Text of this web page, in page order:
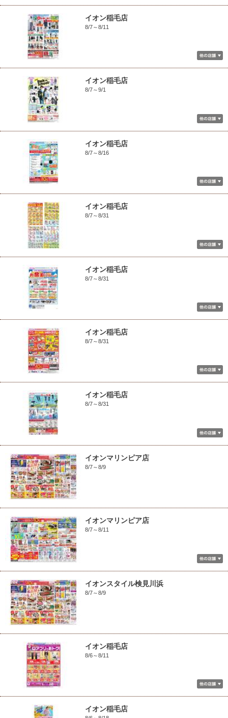
イオン稲毛店
8/7～8/11
イオン稲毛店
8/7～9/1
イオン稲毛店
8/7～8/16
イオン稲毛店
8/7～8/31
イオン稲毛店
8/7～8/31
イオン稲毛店
8/7～8/31
イオン稲毛店
8/7～8/31
イオンマリンピア店
8/7～8/9
イオンマリンピア店
8/7～8/11
イオンスタイル検見川浜
8/7～8/9
イオン稲毛店
8/6～8/11
イオン稲毛店